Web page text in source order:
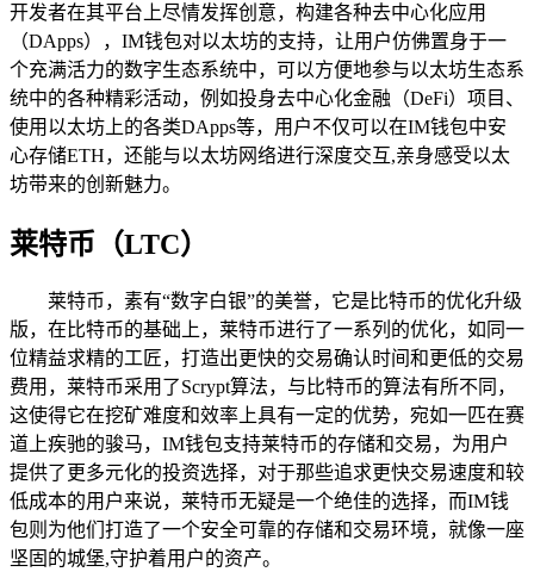
开发者在其平台上尽情发挥创意，构建各种去中心化应用
（DApps），IM钱包对以太坊的支持，让用户仿佛置身于一
个充满活力的数字生态系统中，可以方便地参与以太坊生态系
统中的各种精彩活动，例如投身去中心化金融（DeFi）项目、
使用以太坊上的各类DApps等，用户不仅可以在IM钱包中安
心存储ETH，还能与以太坊网络进行深度交互,亲身感受以太
坊带来的创新魅力。
莱特币（LTC）
莱特币，素有“数字白银”的美誉，它是比特币的优化升级
版，在比特币的基础上，莱特币进行了一系列的优化，如同一
位精益求精的工匠，打造出更快的交易确认时间和更低的交易
费用，莱特币采用了Scrypt算法，与比特币的算法有所不同，
这使得它在挖矿难度和效率上具有一定的优势，宛如一匹在赛
道上疾驰的骏马，IM钱包支持莱特币的存储和交易，为用户
提供了更多元化的投资选择，对于那些追求更快交易速度和较
低成本的用户来说，莱特币无疑是一个绝佳的选择，而IM钱
包则为他们打造了一个安全可靠的存储和交易环境，就像一座
坚固的城堡,守护着用户的资产。